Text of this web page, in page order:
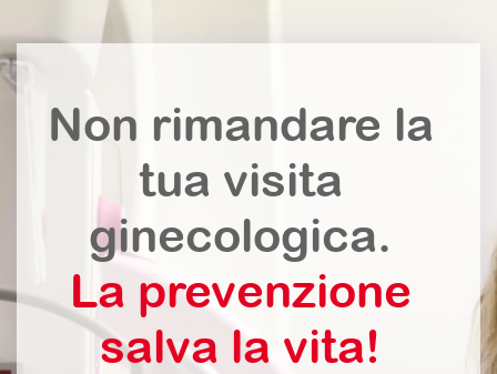
Non rimandare la
tua visita
ginecologica.
La prevenzione
salva la vita!